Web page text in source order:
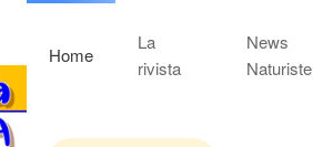
Home
La
rivista
News
Naturiste